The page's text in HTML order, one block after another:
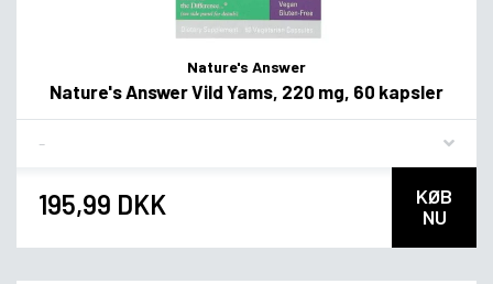
Nature's Answer
Nature's Answer Vild Yams, 220 mg, 60 kapsler
195,99 DKK
KØB
NU